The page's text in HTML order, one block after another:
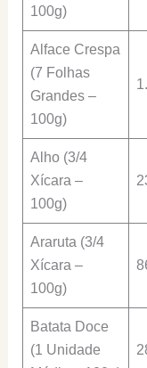
100g)
Alface Crespa
(7 Folhas
Grandes –
100g)
Alho (3/4
Xícara –
100g)
Araruta (3/4
Xícara –
100g)
Batata Doce
(1 Unidade